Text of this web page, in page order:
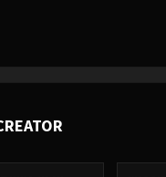
für deinen Bitcoin Seed